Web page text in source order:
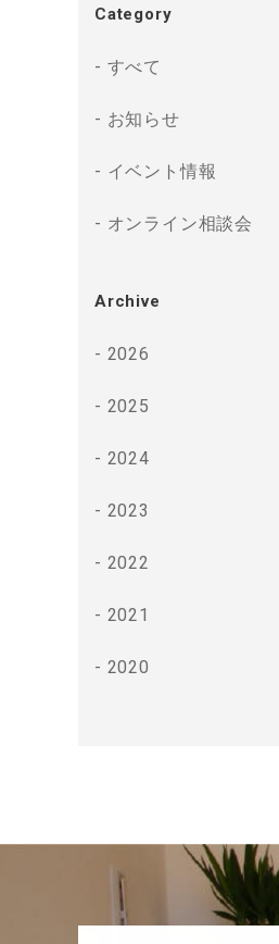
Category
すべて
お知らせ
イベント情報
オンライン相談会
Archive
2026
2025
2024
2023
2022
2021
2020